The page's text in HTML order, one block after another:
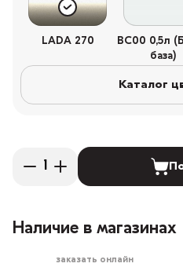
LADA 270
BC00 0,5л
база)
Каталог
Наличие в магазинах
заказать онлайн